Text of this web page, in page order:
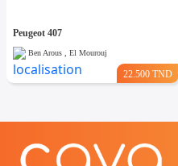
Peugeot 407
Ben Arous , El Mourouj
22.500 TND